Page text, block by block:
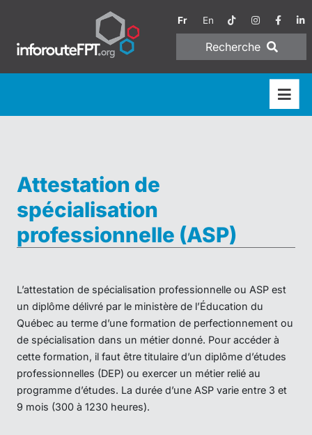
Fr En
Recherche
Attestation de
spécialisation
professionnelle (ASP)
L’attestation de spécialisation professionnelle ou ASP est
un diplôme délivré par le ministère de l’Éducation du
Québec au terme d’une formation de perfectionnement ou
de spécialisation dans un métier donné. Pour accéder à
cette formation, il faut être titulaire d’un diplôme d’études
professionnelles (DEP) ou exercer un métier relié au
programme d’études. La durée d’une ASP varie entre 3 et
9 mois (300 à 1230 heures).